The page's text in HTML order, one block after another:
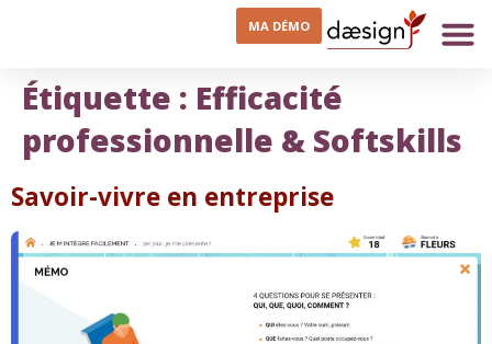
MA DÉMO
Étiquette : Efficacité
professionnelle & Softskills
Savoir-vivre en entreprise